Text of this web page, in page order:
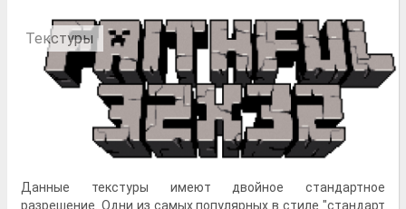
Текстуры
Данные текстуры имеют двойное стандартное
разрешение. Одни из самых популярных в стиле "стандарт